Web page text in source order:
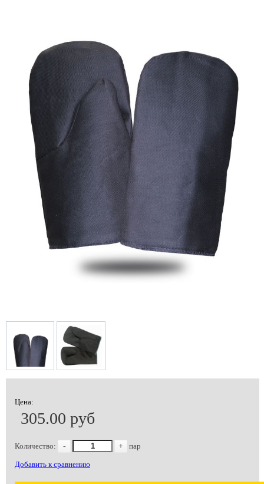
Цена:
305.00 руб
Количество: - + пар
Добавить к сравнению